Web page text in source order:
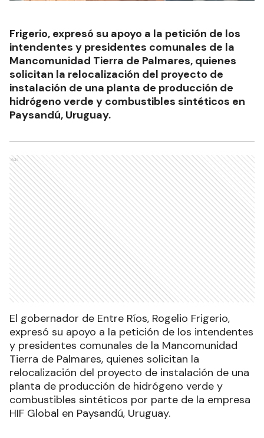
Frigerio, expresó su apoyo a la petición de los
intendentes y presidentes comunales de la
Mancomunidad Tierra de Palmares, quienes
solicitan la relocalización del proyecto de
instalación de una planta de producción de
hidrógeno verde y combustibles sintéticos en
Paysandú, Uruguay.
Ads
El gobernador de Entre Ríos, Rogelio Frigerio,
expresó su apoyo a la petición de los intendentes
y presidentes comunales de la Mancomunidad
Tierra de Palmares, quienes solicitan la
relocalización del proyecto de instalación de una
planta de producción de hidrógeno verde y
combustibles sintéticos por parte de la empresa
HIF Global en Paysandú, Uruguay.